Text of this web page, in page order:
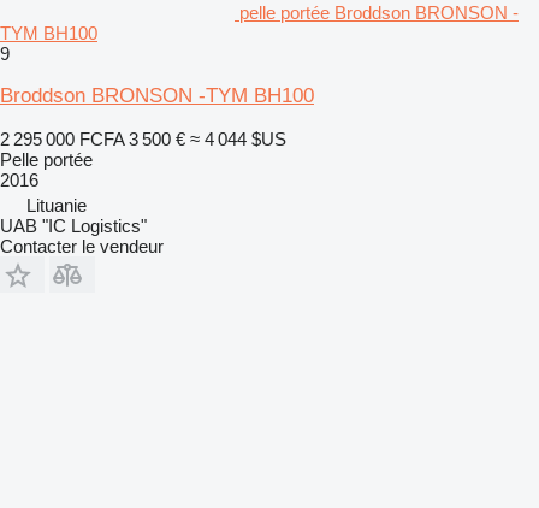
pelle portée Broddson BRONSON -
TYM BH100
9
Broddson BRONSON -TYM BH100
2 295 000 FCFA 3 500 € ≈ 4 044 $US
Pelle portée
2016
Lituanie
UAB "IC Logistics"
Contacter le vendeur